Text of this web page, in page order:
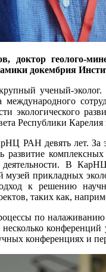
доктор геолого-
докембрия
ученый-
международного
экологического
Республики
РАН девять лет. За
развитие
В
музей прикладных
к решению
таких как,
по
конференциях и